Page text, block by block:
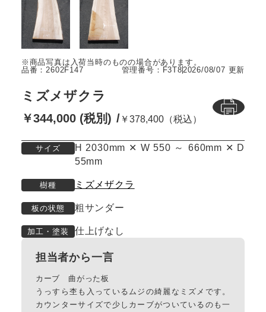
品番：2602F147 管理番号：F3T8 2026/08/07 更新
ミズメザクラ
￥344,000 (税別) ￥378,400（税込）
サイズ
H 2030mm ✕ W 550 ～ 660mm ✕ D
55mm
樹種 ミズメザクラ
板の状態 粗サンダー
加工・塗装 仕上げなし
担当者から一言
カーブ 曲がった板
うっすら杢も入っているムジの綺麗なミズメです。
カウンターサイズで少しカーブがついているのも一